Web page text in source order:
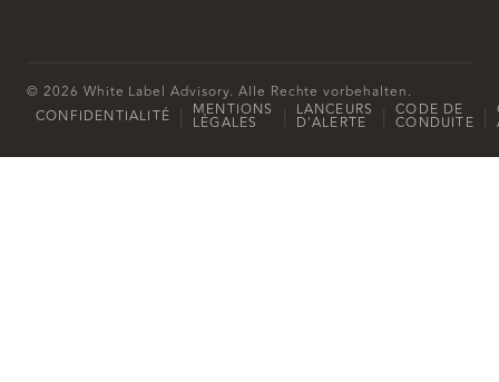
© 2026 White Label Advisory. Alle Rechte vorbehalten.
CONFIDENTIALITÉ
MENTIONS
LÉGALES
LANCEURS
D'ALERTE
CODE DE
CONDUITE